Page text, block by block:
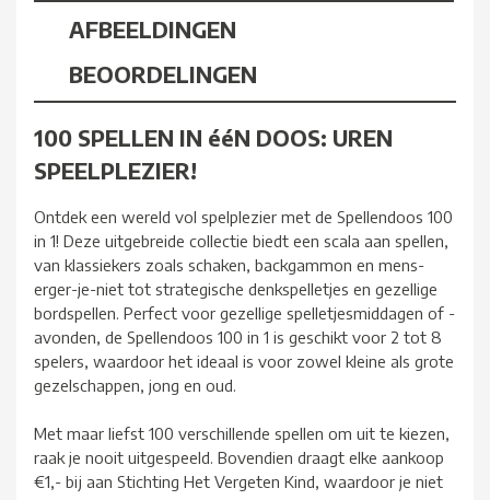
AFBEELDINGEN
BEOORDELINGEN
100 SPELLEN IN ééN DOOS: UREN
SPEELPLEZIER!
Ontdek een wereld vol spelplezier met de Spellendoos 100
in 1! Deze uitgebreide collectie biedt een scala aan spellen,
van klassiekers zoals schaken, backgammon en mens-
erger-je-niet tot strategische denkspelletjes en gezellige
bordspellen. Perfect voor gezellige spelletjesmiddagen of -
avonden, de Spellendoos 100 in 1 is geschikt voor 2 tot 8
spelers, waardoor het ideaal is voor zowel kleine als grote
gezelschappen, jong en oud.
Met maar liefst 100 verschillende spellen om uit te kiezen,
raak je nooit uitgespeeld. Bovendien draagt elke aankoop
€1,- bij aan Stichting Het Vergeten Kind, waardoor je niet